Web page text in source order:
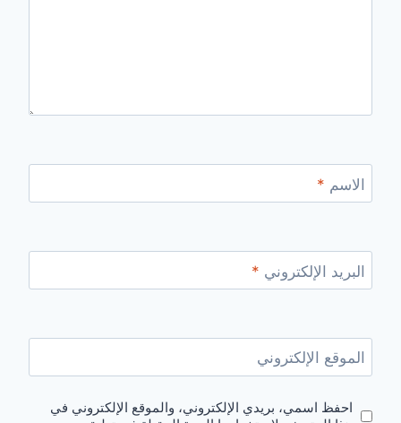
الاسم *
البريد الإلكتروني *
الموقع الإلكتروني
احفظ اسمي، بريدي الإلكتروني، والموقع الإلكتروني في